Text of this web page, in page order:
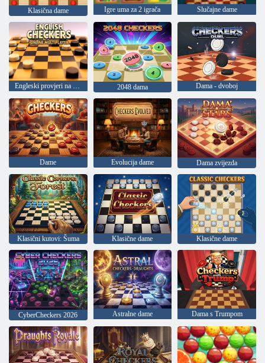
Klasična dame Igre uma za 2 igrača Slučajne dame
Engleski provjeri na mreži za igru za više igrača 2048 dama Dama - dvoboj
Dame Evolucija dame Dama zvijezda
Klasični kutovi: Šuma Klasične dame Klasične dame
CyberCheckers 2026 Astralne dame Dama s Trumpom